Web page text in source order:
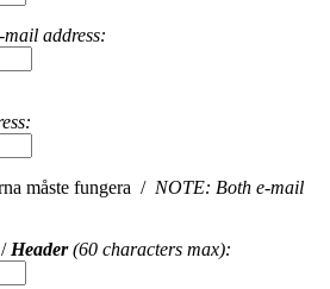
mail address:
måste fungera / NOTE: Both e-mail
Header(60 characters max):